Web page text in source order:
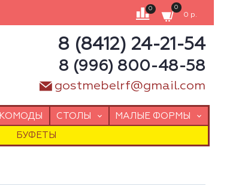
0 0
0 р.
8 (8412) 24-21-54
8 (996) 800-48-58
gostmebelrf@gmail.com
КОМОДЫ СТОЛЫ МАЛЫЕ ФОРМЫ
БУФЕТЫ